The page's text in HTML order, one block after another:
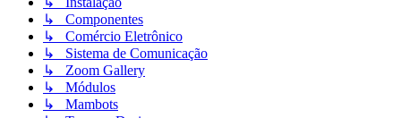
↳ Componentes
↳ Comércio Eletrônico
↳ Sistema de Comunicação
↳ Zoom Gallery
↳ Módulos
↳ Mambots